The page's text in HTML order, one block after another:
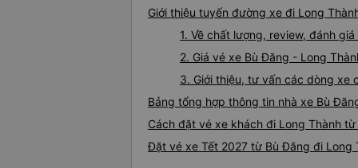
Giới thiệu tuyến đường xe đi Long
1. Về chất lượng, review, đánh
2. Giá vé xe Bù Đăng - Long
3. Giới thiệu, tư vấn các dòng xe
Bảng tổng hợp thông tin nhà xe Bù
Cách đặt vé xe khách đi Long Thành
Đặt vé xe Tết 2027 từ Bù Đăng đi Long